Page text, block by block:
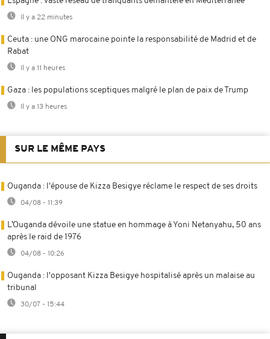
Il y a 22 minutes
Ceuta : une ONG marocaine pointe la responsabilité de Madrid et de
Rabat
Il y a 11 heures
Gaza : les populations sceptiques malgré le plan de paix de Trump
Il y a 13 heures
SUR LE MÊME PAYS
Ouganda : l'épouse de Kizza Besigye réclame le respect de ses droits
04/08 - 11:39
L’Ouganda dévoile une statue en hommage à Yoni Netanyahu, 50 ans
après le raid de 1976
04/08 - 10:26
Ouganda : l'opposant Kizza Besigye hospitalisé après un malaise au
tribunal
30/07 - 15:44